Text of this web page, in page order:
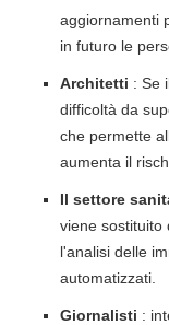
aggiornamenti
in futuro le
Architetti : Se
difficoltà da
che permette
aumenta il
Il settore
viene sostituito
l'analisi delle
automatizzati.
Giornalisti :